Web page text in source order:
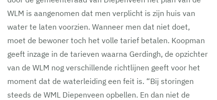
WLM is aangenomen dat men verplicht is zijn huis van
water te laten voorzien. Wanneer men dat niet doet,
moet de bewoner toch het volle tarief betalen. Koopman
geeft inzage in de tarieven waarna Gerdingh, de opzichter
van de WLM nog verschillende richtlijnen geeft voor het
moment dat de waterleiding een feit is. “Bij storingen
steeds de WML Diepenveen opbellen. En dan niet de